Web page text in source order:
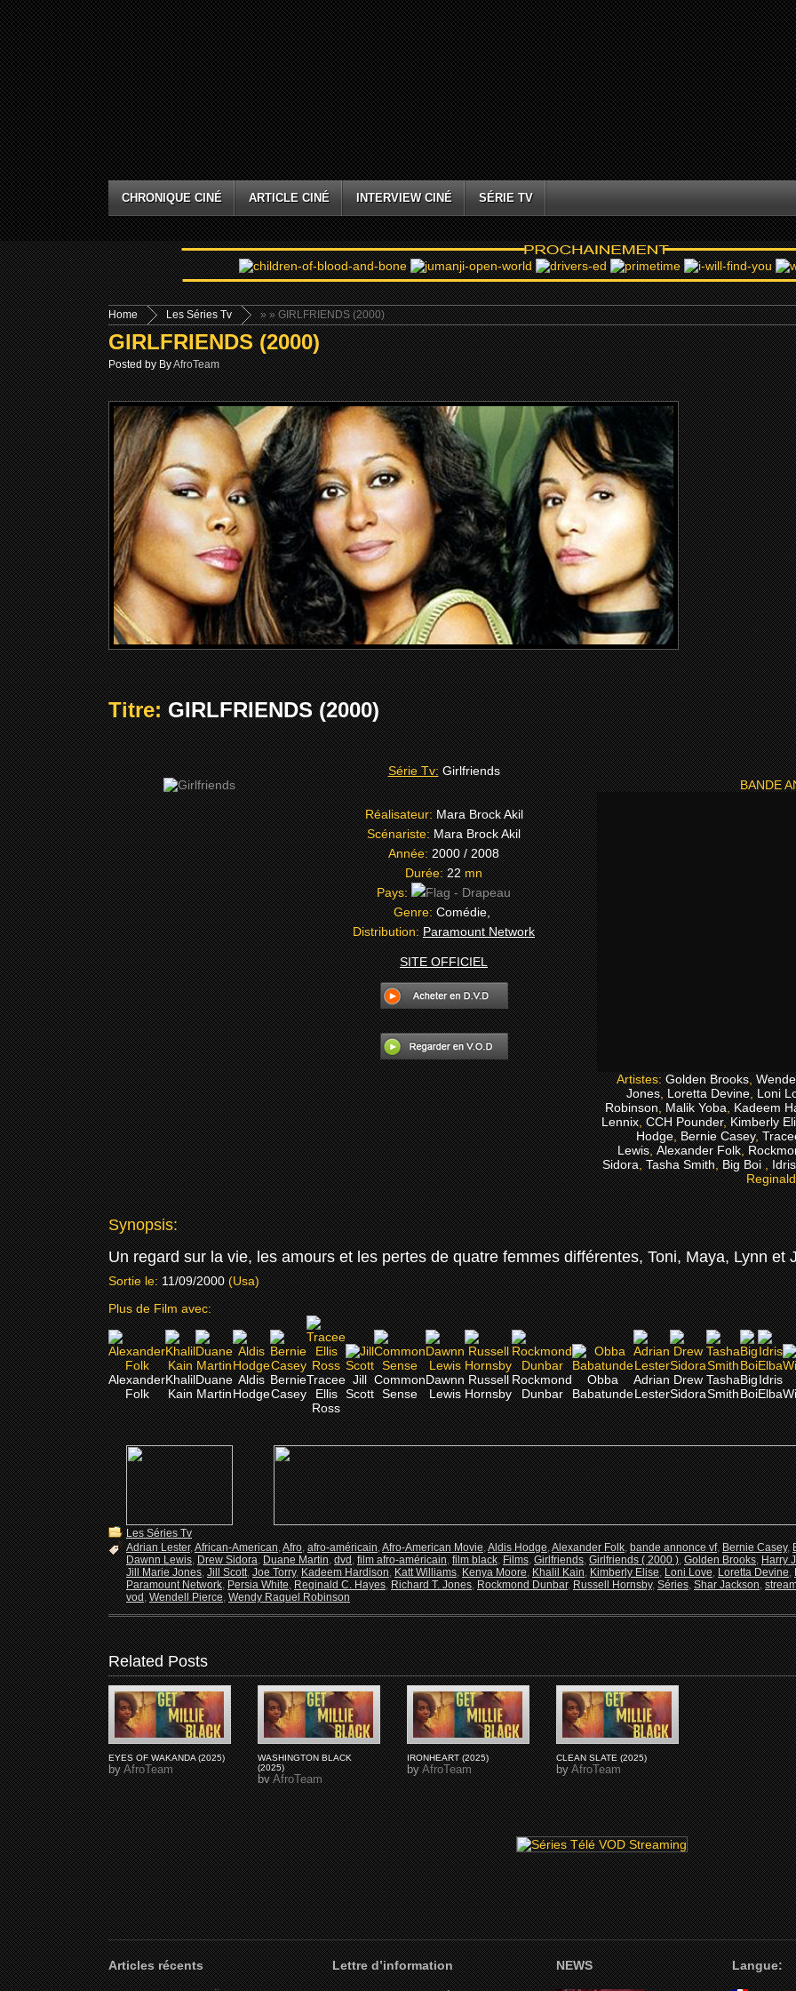
CHRONIQUE CINÉ ARTICLE CINÉ INTERVIEW CINÉ SÉRIE TV
Home »
Les Séries Tv » GIRLFRIENDS (2000)
GIRLFRIENDS (2000)
Posted by ByAfroTeam
Titre:GIRLFRIENDS (2000)
Série Tv: Girlfriends
Réalisateur:Mara Brock Akil
Scénariste:Mara Brock Akil
Année:2000 / 2008
Durée:22mn
Pays:
Genre:Comédie,
Distribution:Paramount Network
SITE OFFICIEL
BANDE
Artistes:Golden Brooks,
Jones,Loretta Devine,Loni
Robinson,Malik Yoba,Kadeem
Lennix,CCH Pounder,Kimberly
Hodge,Bernie Casey,
Lewis,Alexander Folk,
Sidora,Tasha Smith,Big Boi,
Synopsis:
Un regard sur la vie, les amours et les pertes de quatre femmes différentes, Toni, Maya, Lynn et
Sortie le: 11/09/2000 (Usa)
Plus de Film avec:
Alexander
Folk
Khalil
Kain
Duane
Martin
Aldis
Hodge
Bernie
Casey
Tracee
Ellis
Ross
Jill
Scott
Common
Sense
Dawnn
Lewis
Russell
Hornsby
Rockmond
Dunbar
Obba
Babatunde
Adrian
Lester
Drew
Sidora
Tasha
Smith
Big
Boi
Idris
Elba
Les Séries Tv
Adrian Lester,African-American,Afro,afro-américain,Afro-American Movie,Aldis Hodge,Alexander Folk,bande annonce vf,Bernie Casey,
Dawnn Lewis,Drew Sidora,Duane Martin,dvd,film afro-américain,film black,Films,Girlfriends,Girlfriends ( 2000 ),Golden Brooks,Harry
Jill Marie Jones,Jill Scott,Joe Torry,Kadeem Hardison,Katt Williams,Kenya Moore,Khalil Kain,Kimberly Elise,Loni Love,Loretta Devine,
Paramount Network,Persia White,Reginald C. Hayes,Richard T. Jones,Rockmond Dunbar,Russell Hornsby,Séries,Shar Jackson,
vod,Wendell Pierce,Wendy Raquel Robinson
Related Posts
EYES OF WAKANDA (2025)
byAfroTeam
WASHINGTON BLACK
(2025)
byAfroTeam
IRONHEART (2025)
byAfroTeam
CLEAN SLATE (2025)
byAfroTeam
Articles récents Lettre d’information NEWS Langue: